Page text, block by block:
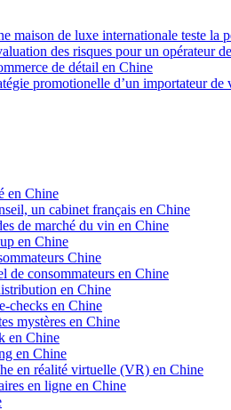
maison de luxe internationale teste la
des risques pour un opérateur
de détail en Chine
promotionelle d’un importateur de
en Chine
un cabinet français en Chine
de marché du vin en Chine
en Chine
Chine
de consommateurs en Chine
en Chine
checks en Chine
mystères en Chine
en Chine
en Chine
en réalité virtuelle (VR) en Chine
en ligne en Chine